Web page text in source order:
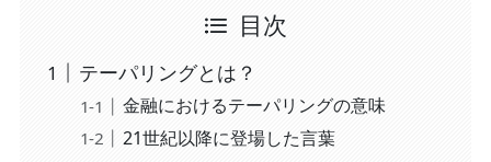
目次
テーパリングとは？
金融におけるテーパリングの意味
21世紀以降に登場した言葉